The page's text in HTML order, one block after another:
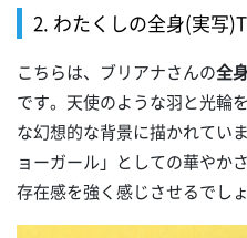
2. わたくしの全身(実写
こちらは、ブリアナさんの全
です。天使のような羽と光輪
な幻想的な背景に描かれてい
ョーガール」としての華やか
存在感を強く感じさせるでしょ